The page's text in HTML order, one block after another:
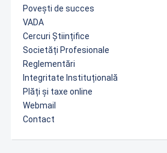
Povești de succes
VADA
Cercuri Științifice
Societăți Profesionale
Reglementări
Integritate Instituțională
Plăți și taxe online
Webmail
Contact